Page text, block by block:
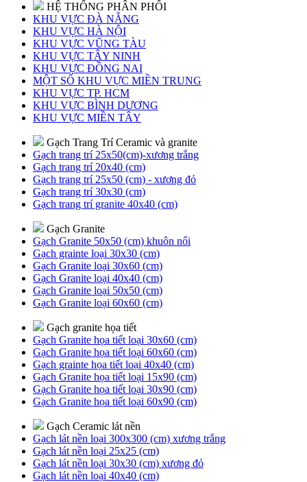
HỆ THỐNG PHÂN PHỐI
KHU VỰC ĐÀ NẴNG
KHU VỰC HÀ NỘI
KHU VỰC VŨNG TÀU
KHU VỰC TÂY NINH
KHU VỰC ĐỒNG NAI
MỘT SỐ KHU VỰC MIỀN TRUNG
KHU VỰC TP. HCM
KHU VỰC BÌNH DƯƠNG
KHU VỰC MIỀN TÂY
Gạch Trang Trí Ceramic và granite
Gạch trang trí 25x50(cm)-xương trắng
Gạch trang trí 20x40 (cm)
Gạch trang trí 25x50 (cm) - xương đỏ
Gạch trang trí 30x30 (cm)
Gạch trang trí granite 40x40 (cm)
Gạch Granite
Gạch Granite 50x50 (cm) khuôn nổi
Gạch grainte loại 30x30 (cm)
Gạch Granite loại 30x60 (cm)
Gạch Granite loại 40x40 (cm)
Gạch Granite loại 50x50 (cm)
Gạch Granite loại 60x60 (cm)
Gạch granite họa tiết
Gạch Granite họa tiết loại 30x60 (cm)
Gạch Granite họa tiết loại 60x60 (cm)
Gạch grainte họa tiết loại 40x40 (cm)
Gạch Granite họa tiết loại 15x90 (cm)
Gạch Granite họa tiết loại 30x90 (cm)
Gạch Granite họa tiết loại 60x90 (cm)
Gạch Ceramic lát nền
Gạch lát nền loại 300x300 (cm) xương trắng
Gạch lát nền loại 25x25 (cm)
Gạch lát nền loại 30x30 (cm) xương đỏ
Gạch lát nền loại 40x40 (cm)